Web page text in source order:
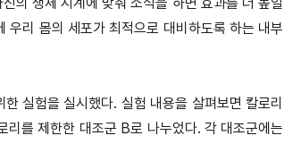
의 생체 시계에 맞춰 소식을 하면 효과를 더 높일
우리 몸의 세포가 최적으로 대비하도록 하는 내부
실험을 실시했다. 실험 내용을 살펴보면 칼로리
를 제한한 대조군 B로 나누었다. 각 대조군에는